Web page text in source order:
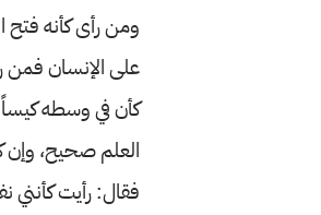
ومن رأى كأنه فتح
على الإنسان
كأن في وسطه
العلم صحيح، وإن
فقال: رأيت كأنني